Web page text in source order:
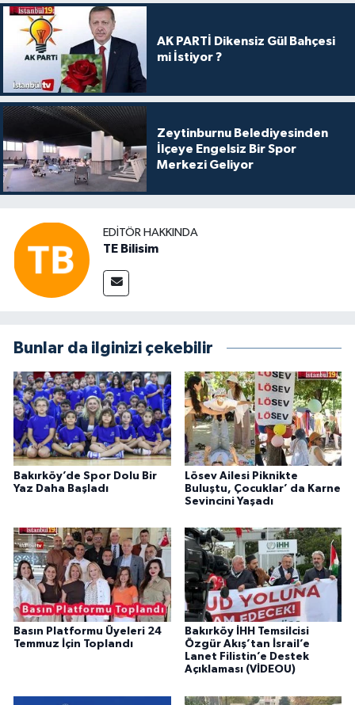
AK PARTİ Dikensiz Gül Bahçesi
mi İstiyor ?
Zeytinburnu Belediyesinden
İlçeye Engelsiz Bir Spor
Merkezi Geliyor
EDITÖR HAKKINDA
TE Bilisim
Bunlar da ilginizi çekebilir
Bakırköy’de Spor Dolu Bir
Yaz Daha Başladı
Lösev Ailesi Piknikte
Buluştu, Çocuklar’ da Karne
Sevincini Yaşadı
Basın Platformu Üyeleri 24
Temmuz İçin Toplandı
Bakırköy İHH Temsilcisi
Özgür Akış’tan İsrail’e
Lanet Filistin’e Destek
Açıklaması (VİDEOU)